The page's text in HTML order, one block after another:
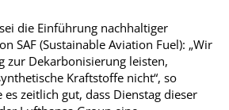
die Einführung nachhaltiger
SAF (Sustainable Aviation Fuel): „Wir
zur Dekarbonisierung leisten,
Kraftstoffe nicht“, so
es zeitlich gut, dass Dienstag dieser